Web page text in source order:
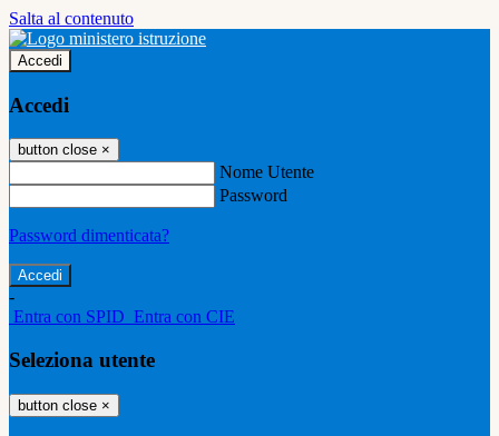
Salta al contenuto
Accedi
Accedi
button close ×
Nome Utente
Password
Password dimenticata?
-
Entra con SPID Entra con CIE
Seleziona utente
button close ×